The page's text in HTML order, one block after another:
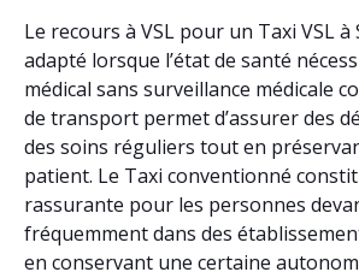
Le recours à VSL pour un Taxi VSL
adapté lorsque l’état de santé
médical sans surveillance médicale
de transport permet d’assurer des
des soins réguliers tout en
patient. Le Taxi conventionné
rassurante pour les personnes
fréquemment dans des
en conservant une certaine